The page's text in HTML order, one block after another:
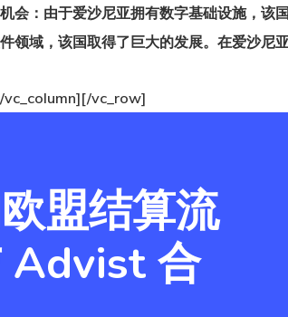
会： 由于爱沙尼亚拥有数字基础设施，该
领域，该国取得了巨大的发展。 在爱沙尼
vc_row]
盟结算流
Advist 合